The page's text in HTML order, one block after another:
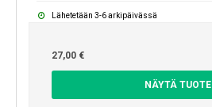
Lähetetään 3-6 arkipäivässä
27,00 €
NÄYTÄ TUOTE